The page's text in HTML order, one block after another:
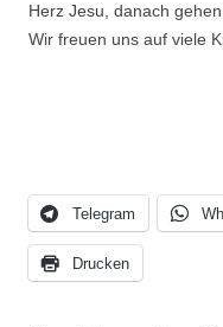
Herz Jesu, danach
Wir freuen uns auf viele
Telegram
Drucken